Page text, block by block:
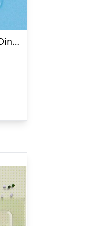
Hama Maxi Perleplade – Dinosaur – Transparent – 15,5×22 Cm – 8215